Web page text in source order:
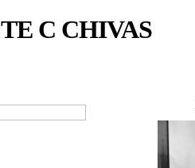
С CHIVAS